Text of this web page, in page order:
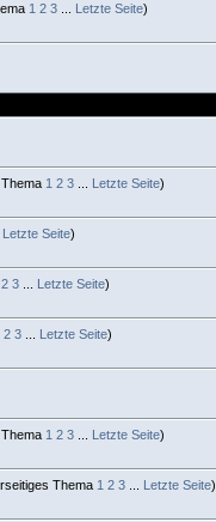
1 2 3 Letzte Seite)
1 2 3 Letzte Seite)
Letzte Seite)
2 3 Letzte Seite)
2 3 Letzte Seite)
1 2 3 Letzte Seite)
1 2 3 Letzte Seite)